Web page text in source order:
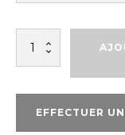
quantité
EFFECTUER